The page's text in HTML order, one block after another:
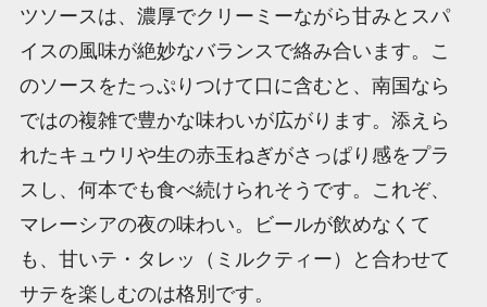
ツソースは、濃厚でクリーミーながら甘みとスパ
イスの風味が絶妙なバランスで絡み合います。こ
のソースをたっぷりつけて口に含むと、南国なら
ではの複雑で豊かな味わいが広がります。添えら
れたキュウリや生の赤玉ねぎがさっぱり感をプラ
スし、何本でも食べ続けられそうです。これぞ、
マレーシアの夜の味わい。ビールが飲めなくて
も、甘いテ・タレッ（ミルクティー）と合わせて
サテを楽しむのは格別です。